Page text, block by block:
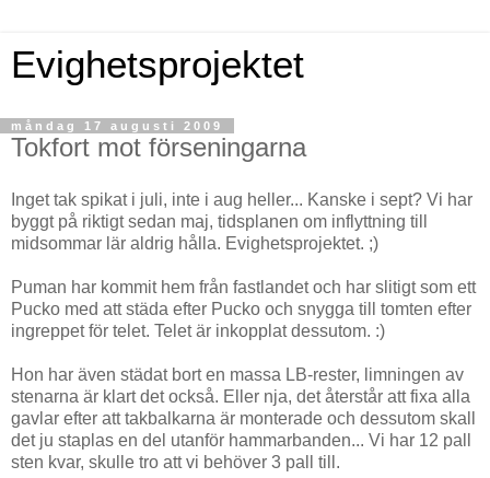
Evighetsprojektet
måndag 17 augusti 2009
Tokfort mot förseningarna
Inget tak spikat i juli, inte i aug heller... Kanske i sept? Vi har
byggt på riktigt sedan maj, tidsplanen om inflyttning till
midsommar lär aldrig hålla. Evighetsprojektet. ;)
Puman har kommit hem från fastlandet och har slitigt som ett
Pucko med att städa efter Pucko och snygga till tomten efter
ingreppet för telet. Telet är inkopplat dessutom. :)
Hon har även städat bort en massa LB-rester, limningen av
stenarna är klart det också. Eller nja, det återstår att fixa alla
gavlar efter att takbalkarna är monterade och dessutom skall
det ju staplas en del utanför hammarbanden... Vi har 12 pall
sten kvar, skulle tro att vi behöver 3 pall till.